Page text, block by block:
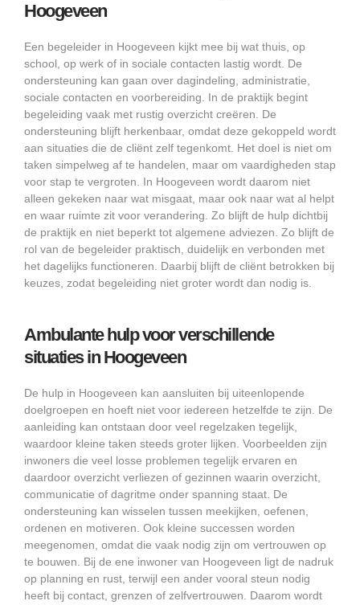
Hoogeveen
Een begeleider in Hoogeveen kijkt mee bij wat thuis, op
school, op werk of in sociale contacten lastig wordt. De
ondersteuning kan gaan over dagindeling, administratie,
sociale contacten en voorbereiding. In de praktijk begint
begeleiding vaak met rustig overzicht creëren. De
ondersteuning blijft herkenbaar, omdat deze gekoppeld wordt
aan situaties die de cliënt zelf tegenkomt. Het doel is niet om
taken simpelweg af te handelen, maar om vaardigheden stap
voor stap te vergroten. In Hoogeveen wordt daarom niet
alleen gekeken naar wat misgaat, maar ook naar wat al helpt
en waar ruimte zit voor verandering. Zo blijft de hulp dichtbij
de praktijk en niet beperkt tot algemene adviezen. Zo blijft de
rol van de begeleider praktisch, duidelijk en verbonden met
het dagelijks functioneren. Daarbij blijft de cliënt betrokken bij
keuzes, zodat begeleiding niet groter wordt dan nodig is.
Ambulante hulp voor verschillende
situaties in Hoogeveen
De hulp in Hoogeveen kan aansluiten bij uiteenlopende
doelgroepen en hoeft niet voor iedereen hetzelfde te zijn. De
aanleiding kan ontstaan door veel regelzaken tegelijk,
waardoor kleine taken steeds groter lijken. Voorbeelden zijn
inwoners die veel losse problemen tegelijk ervaren en
daardoor overzicht verliezen of gezinnen waarin overzicht,
communicatie of dagritme onder spanning staat. De
ondersteuning kan wisselen tussen meekijken, oefenen,
ordenen en motiveren. Ook kleine successen worden
meegenomen, omdat die vaak nodig zijn om vertrouwen op
te bouwen. Bij de ene inwoner van Hoogeveen ligt de nadruk
op planning en rust, terwijl een ander vooral steun nodig
heeft bij contact, grenzen of zelfvertrouwen. Daarom wordt